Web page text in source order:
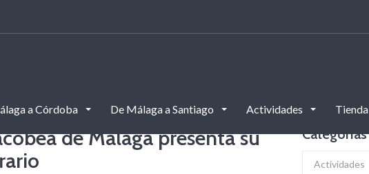
a Córdoba De Málaga a Santiago Actividades Tienda
de Málaga presenta su
Categorías
Actividades